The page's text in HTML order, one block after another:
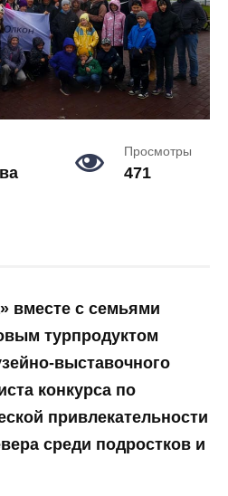
Просмотры
471
вместе с семьями
турпродуктом
выставочного
конкурса по
привлекательности
среди подростков и